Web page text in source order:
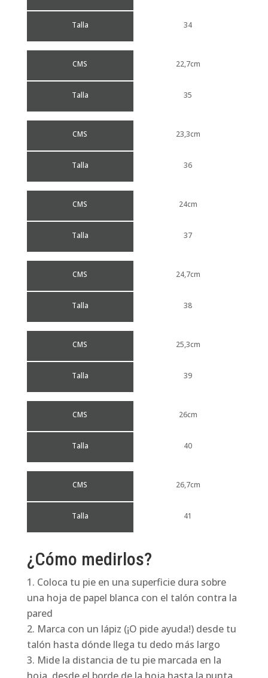
Talla 34
CMS
Talla
22,7cm
35
CMS
Talla
23,3cm
36
CMS
Talla
24cm
37
CMS
Talla
24,7cm
38
CMS
Talla
25,3cm
39
CMS
Talla
26cm
40
CMS
Talla
26,7cm
41
¿Cómo medirlos?
Coloca tu pie en una superficie dura sobre
una hoja de papel blanca con el talón contra la
pared
Marca con un lápiz (¡O pide ayuda!) desde tu
talón hasta dónde llega tu dedo más largo
Mide la distancia de tu pie marcada en la